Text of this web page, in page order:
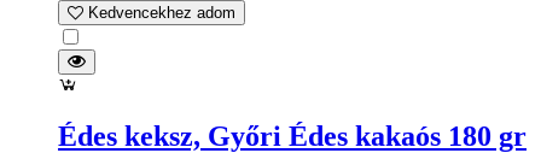
Kedvencekhez adom
Édes keksz, Győri Édes kakaós 180 gr